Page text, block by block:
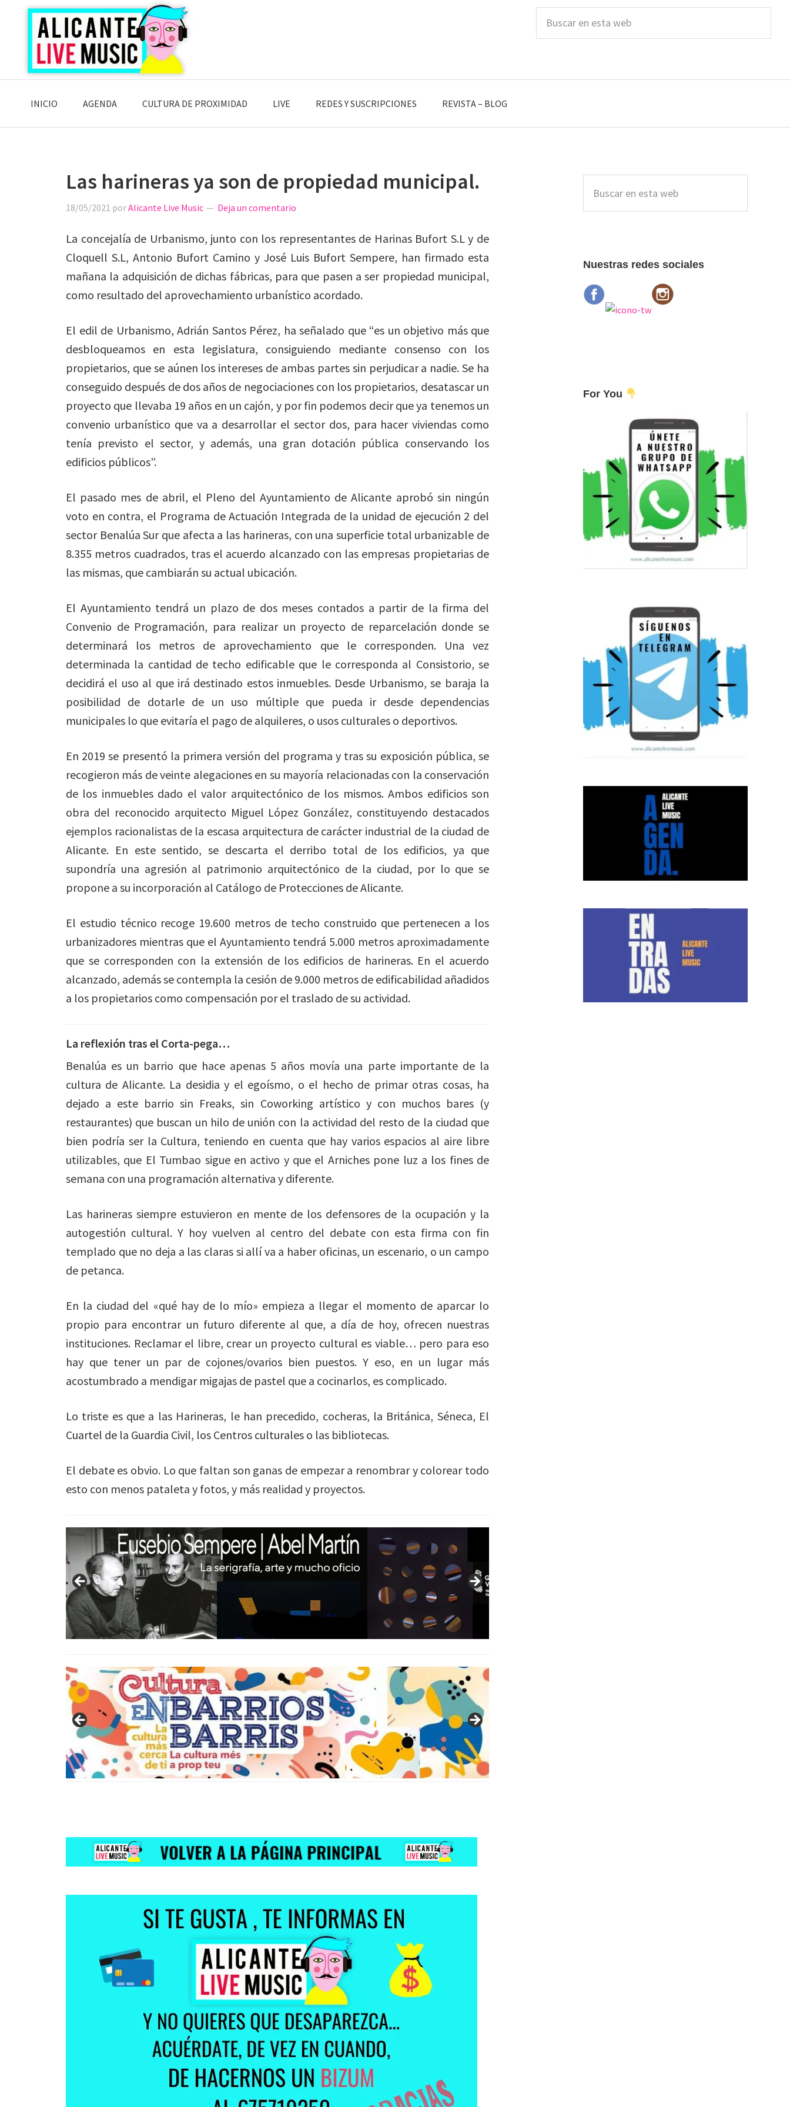
Saltar
navegación
principal
Saltar
contenido
principal
Saltar
lateral
principal
esta
INICIO AGENDA CULTURA DE PROXIMIDAD LIVE REDES Y SUSCRIPCIONES REVISTA – BLOG
Las harineras ya son de propiedad municipal.
18/05/2021 porAlicante Live Music Deja un comentario
La concejalía de Urbanismo, junto con los representantes de Harinas Bufort S.L y de
Cloquell S.L, Antonio Bufort Camino y José Luis Bufort Sempere, han firmado esta
mañana la adquisición de dichas fábricas, para que pasen a ser propiedad municipal,
como resultado del aprovechamiento urbanístico acordado.
El edil de Urbanismo, Adrián Santos Pérez, ha señalado que “es un objetivo más que
desbloqueamos en esta legislatura, consiguiendo mediante consenso con los
propietarios, que se aúnen los intereses de ambas partes sin perjudicar a nadie. Se ha
conseguido después de dos años de negociaciones con los propietarios, desatascar un
proyecto que llevaba 19 años en un cajón, y por fin podemos decir que ya tenemos un
convenio urbanístico que va a desarrollar el sector dos, para hacer viviendas como
tenía previsto el sector, y además, una gran dotación pública conservando los
edificios públicos”.
El pasado mes de abril, el Pleno del Ayuntamiento de Alicante aprobó sin ningún
voto en contra, el Programa de Actuación Integrada de la unidad de ejecución 2 del
sector Benalúa Sur que afecta a las harineras, con una superficie total urbanizable de
8.355 metros cuadrados, tras el acuerdo alcanzado con las empresas propietarias de
las mismas, que cambiarán su actual ubicación.
El Ayuntamiento tendrá un plazo de dos meses contados a partir de la firma del
Convenio de Programación, para realizar un proyecto de reparcelación donde se
determinará los metros de aprovechamiento que le corresponden. Una vez
determinada la cantidad de techo edificable que le corresponda al Consistorio, se
decidirá el uso al que irá destinado estos inmuebles. Desde Urbanismo, se baraja la
posibilidad de dotarle de un uso múltiple que pueda ir desde dependencias
municipales lo que evitaría el pago de alquileres, o usos culturales o deportivos.
En 2019 se presentó la primera versión del programa y tras su exposición pública, se
recogieron más de veinte alegaciones en su mayoría relacionadas con la conservación
de los inmuebles dado el valor arquitectónico de los mismos. Ambos edificios son
obra del reconocido arquitecto Miguel López González, constituyendo destacados
ejemplos racionalistas de la escasa arquitectura de carácter industrial de la ciudad de
Alicante. En este sentido, se descarta el derribo total de los edificios, ya que
supondría una agresión al patrimonio arquitectónico de la ciudad, por lo que se
propone a su incorporación al Catálogo de Protecciones de Alicante.
El estudio técnico recoge 19.600 metros de techo construido que pertenecen a los
urbanizadores mientras que el Ayuntamiento tendrá 5.000 metros aproximadamente
que se corresponden con la extensión de los edificios de harineras. En el acuerdo
alcanzado, además se contempla la cesión de 9.000 metros de edificabilidad añadidos
a los propietarios como compensación por el traslado de su actividad.
La reflexión tras el Corta-pega…
Benalúa es un barrio que hace apenas 5 años movía una parte importante de la
cultura de Alicante. La desidia y el egoísmo, o el hecho de primar otras cosas, ha
dejado a este barrio sin Freaks, sin Coworking artístico y con muchos bares (y
restaurantes) que buscan un hilo de unión con la actividad del resto de la ciudad que
bien podría ser la Cultura, teniendo en cuenta que hay varios espacios al aire libre
utilizables, que El Tumbao sigue en activo y que el Arniches pone luz a los fines de
semana con una programación alternativa y diferente.
Las harineras siempre estuvieron en mente de los defensores de la ocupación y la
autogestión cultural. Y hoy vuelven al centro del debate con esta firma con fin
templado que no deja a las claras si allí va a haber oficinas, un escenario, o un campo
de petanca.
En la ciudad del «qué hay de lo mío» empieza a llegar el momento de aparcar lo
propio para encontrar un futuro diferente al que, a día de hoy, ofrecen nuestras
instituciones. Reclamar el libre, crear un proyecto cultural es viable… pero para eso
hay que tener un par de cojones/ovarios bien puestos. Y eso, en un lugar más
acostumbrado a mendigar migajas de pastel que a cocinarlos, es complicado.
Lo triste es que a las Harineras, le han precedido, cocheras, la Británica, Séneca, El
Cuartel de la Guardia Civil, los Centros culturales o las bibliotecas.
El debate es obvio. Lo que faltan son ganas de empezar a renombrar y colorear todo
esto con menos pataleta y fotos, y más realidad y proyectos.
lateral
principal
esta
Nuestras redes sociales
For You